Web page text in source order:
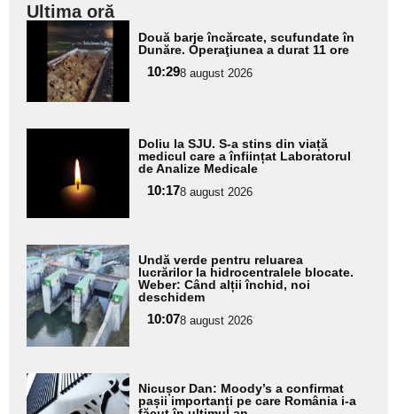
Ultima oră
Adaugă
aici textul
pentru
subtitlu
Două barje încărcate, scufundate în
Dunăre. Operaţiunea a durat 11 ore
10:298 august 2026
aici textul
pentru
subtitlu
Doliu la SJU. S-a stins din viață
medicul care a înființat Laboratorul
de Analize Medicale
10:178 august 2026
Adaugă
aici textul
pentru
subtitlu
Undă verde pentru reluarea
lucrărilor la hidrocentralele blocate.
Weber: Când alții închid, noi
deschidem
10:078 august 2026
Adaugă
aici textul
Nicușor Dan: Moody’s a confirmat
pașii importanți pe care România i-a